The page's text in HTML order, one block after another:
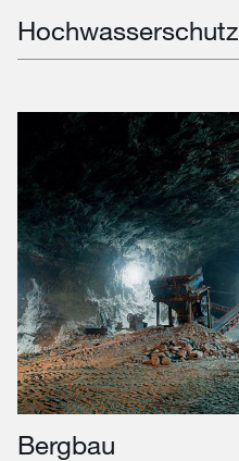
Hochwasserschutz
Bergbau